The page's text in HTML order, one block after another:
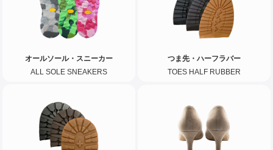
オールソール・スニーカー
ALL SOLE SNEAKERS
つま先・ハーフラバー
TOES HALF RUBBER